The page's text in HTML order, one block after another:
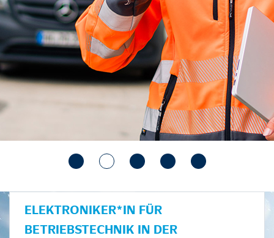
ELEKTRONIKER*IN FÜR
BETRIEBSTECHNIK IN DER